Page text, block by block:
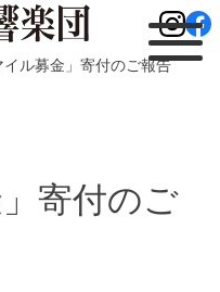
イル募金」寄付のご報告
寄付のご